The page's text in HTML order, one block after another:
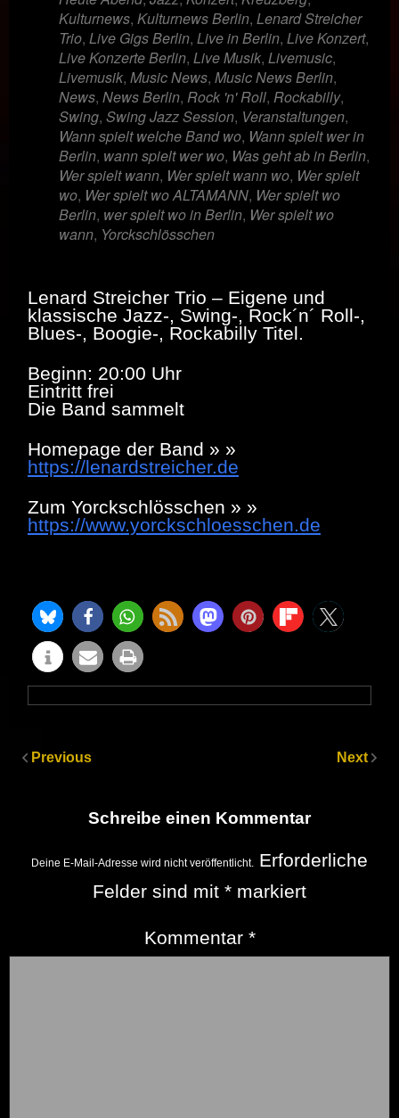
Kulturnews, Kulturnews Berlin, Lenard Streicher
Trio, Live Gigs Berlin, Live in Berlin, Live Konzert,
Live Konzerte Berlin, Live Musik, Livemusic,
Livemusik, Music News, Music News Berlin,
News, News Berlin, Rock 'n' Roll, Rockabilly,
Swing, Swing Jazz Session, Veranstaltungen,
Wann spielt welche Band wo, Wann spielt wer in
Berlin, wann spielt wer wo, Was geht ab in Berlin,
Wer spielt wann, Wer spielt wann wo, Wer spielt
wo, Wer spielt wo ALTAMANN, Wer spielt wo
Berlin, wer spielt wo in Berlin, Wer spielt wo
wann, Yorckschlösschen
Lenard Streicher Trio – Eigene und
klassische Jazz-, Swing-, Rock´n´ Roll-,
Blues-, Boogie-, Rockabilly Titel.
Beginn: 20:00 Uhr
Eintritt frei
Die Band sammelt
Homepage der Band » »
https://lenardstreicher.de
Zum Yorckschlösschen » »
https://www.yorckschloesschen.de
Previous Next
Schreibe einen Kommentar
Deine E-Mail-Adresse wird nicht veröffentlicht. Erforderliche
Felder sind mit * markiert
Kommentar *